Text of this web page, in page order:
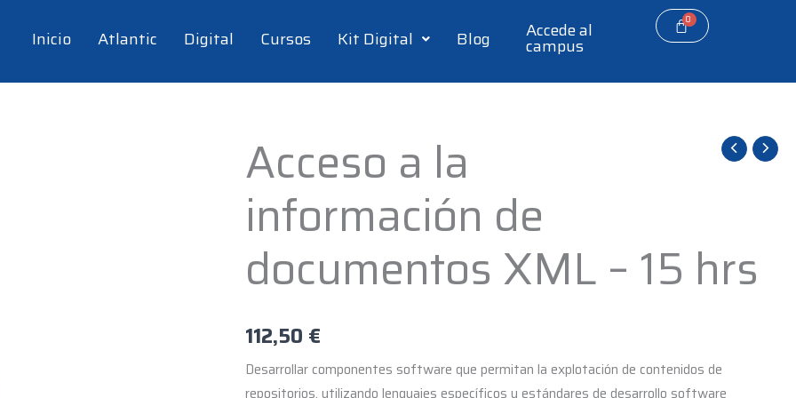
Inicio Atlantic Digital Cursos Kit Digital Blog Accede al
campus
Acceso a la
información de
documentos XML – 15 hrs
112,50 €
Desarrollar componentes software que permitan la explotación de contenidos de
repositorios, utilizando lenguajes específicos y estándares de desarrollo software
Acceso
a
la
información
documentos
XML
15
hrs
cantidad